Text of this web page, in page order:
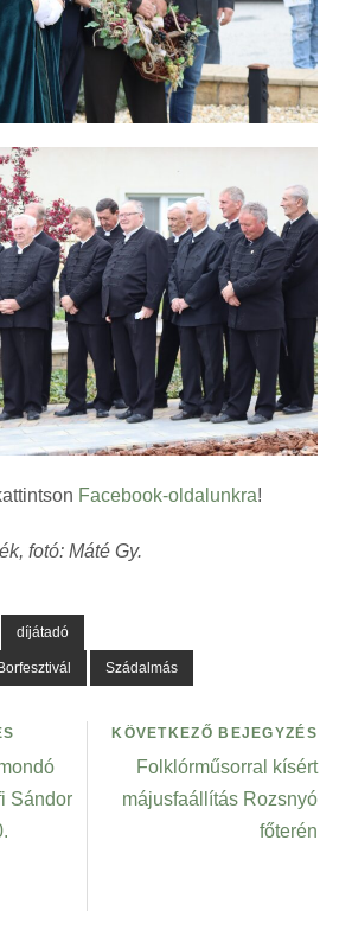
Facebook-oldalunkra!
fotó: Máté Gy.
díjátadó
Szádalmás
Sándor
KÖVETKEZŐ BEJEGYZÉS
Folklórműsorral kísért
májusfaállítás Rozsnyó
főterén